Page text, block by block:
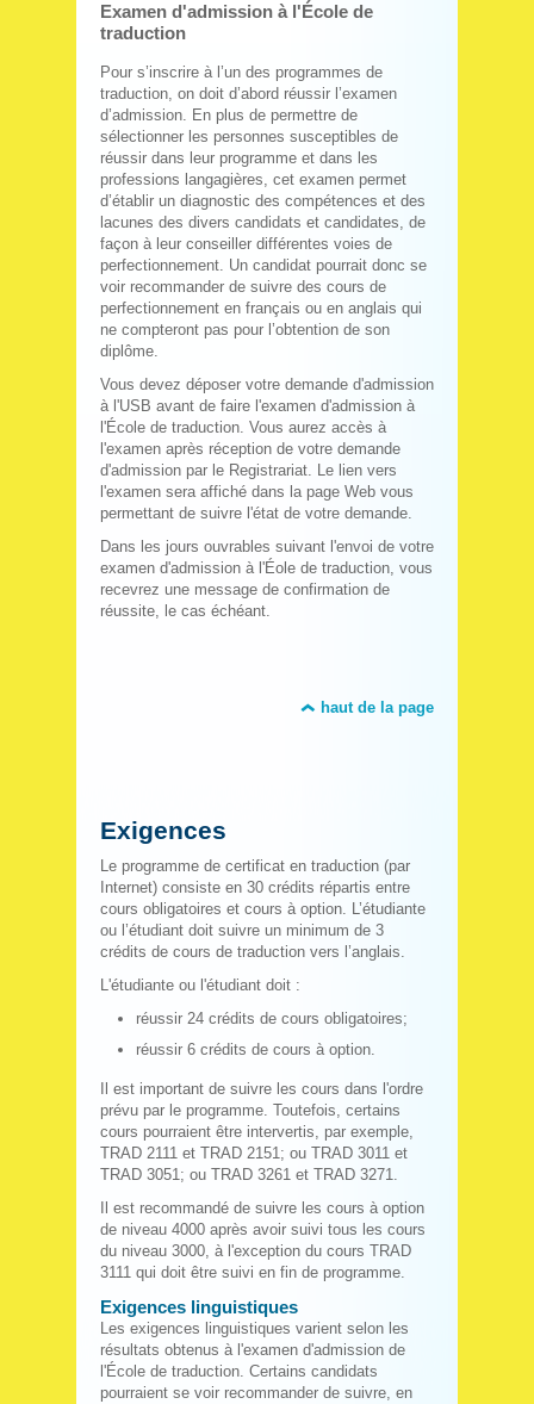
Examen d'admission à l'École de
traduction
Pour s’inscrire à l’un des programmes de
traduction, on doit d’abord réussir l’examen
d’admission. En plus de permettre de
sélectionner les personnes susceptibles de
réussir dans leur programme et dans les
professions langagières, cet examen permet
d’établir un diagnostic des compétences et des
lacunes des divers candidats et candidates, de
façon à leur conseiller différentes voies de
perfectionnement. Un candidat pourrait donc se
voir recommander de suivre des cours de
perfectionnement en français ou en anglais qui
ne compteront pas pour l’obtention de son
diplôme.
Vous devez déposer votre demande d'admission
à l'USB avant de faire l'examen d'admission à
l'École de traduction. Vous aurez accès à
l'examen après réception de votre demande
d'admission par le Registrariat. Le lien vers
l'examen sera affiché dans la page Web vous
permettant de suivre l'état de votre demande.
Dans les jours ouvrables suivant l'envoi de votre
examen d'admission à l'Éole de traduction, vous
recevrez une message de confirmation de
réussite, le cas échéant.
haut de la page
Exigences
Le programme de certificat en traduction (par
Internet) consiste en 30 crédits répartis entre
cours obligatoires et cours à option. L’étudiante
ou l’étudiant doit suivre un minimum de 3
crédits de cours de traduction vers l’anglais.
L'étudiante ou l'étudiant doit :
réussir 24 crédits de cours obligatoires;
réussir 6 crédits de cours à option.
Il est important de suivre les cours dans l'ordre
prévu par le programme. Toutefois, certains
cours pourraient être intervertis, par exemple,
TRAD 2111 et TRAD 2151; ou TRAD 3011 et
TRAD 3051; ou TRAD 3261 et TRAD 3271.
Il est recommandé de suivre les cours à option
de niveau 4000 après avoir suivi tous les cours
du niveau 3000, à l'exception du cours TRAD
3111 qui doit être suivi en fin de programme.
Exigences linguistiques
Les exigences linguistiques varient selon les
résultats obtenus à l'examen d'admission de
l'École de traduction. Certains candidats
pourraient se voir recommander de suivre, en